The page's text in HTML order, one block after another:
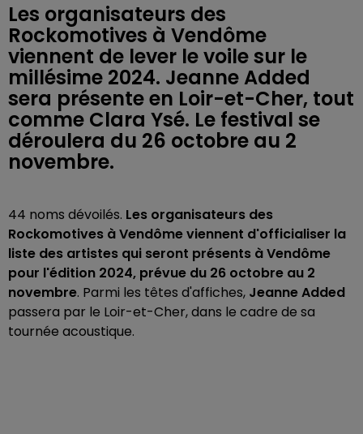
Les organisateurs des
Rockomotives à Vendôme
viennent de lever le voile sur le
millésime 2024. Jeanne Added
sera présente en Loir-et-Cher, tout
comme Clara Ysé. Le festival se
déroulera du 26 octobre au 2
novembre.
44 noms dévoilés. Les organisateurs des
Rockomotives à Vendôme viennent d'officialiser la
liste des artistes qui seront présents à Vendôme
pour l'édition 2024, prévue du 26 octobre au 2
novembre. Parmi les têtes d'affiches, Jeanne Added
passera par le Loir-et-Cher, dans le cadre de sa
tournée acoustique.